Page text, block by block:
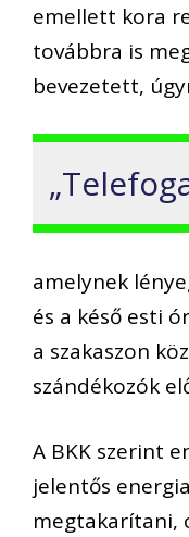
emellett kora
továbbra is
bevezetett,
amelynek
és a késő esti
a szakaszon
szándékozók
A BKK szerint
jelentős
megtakarítani,